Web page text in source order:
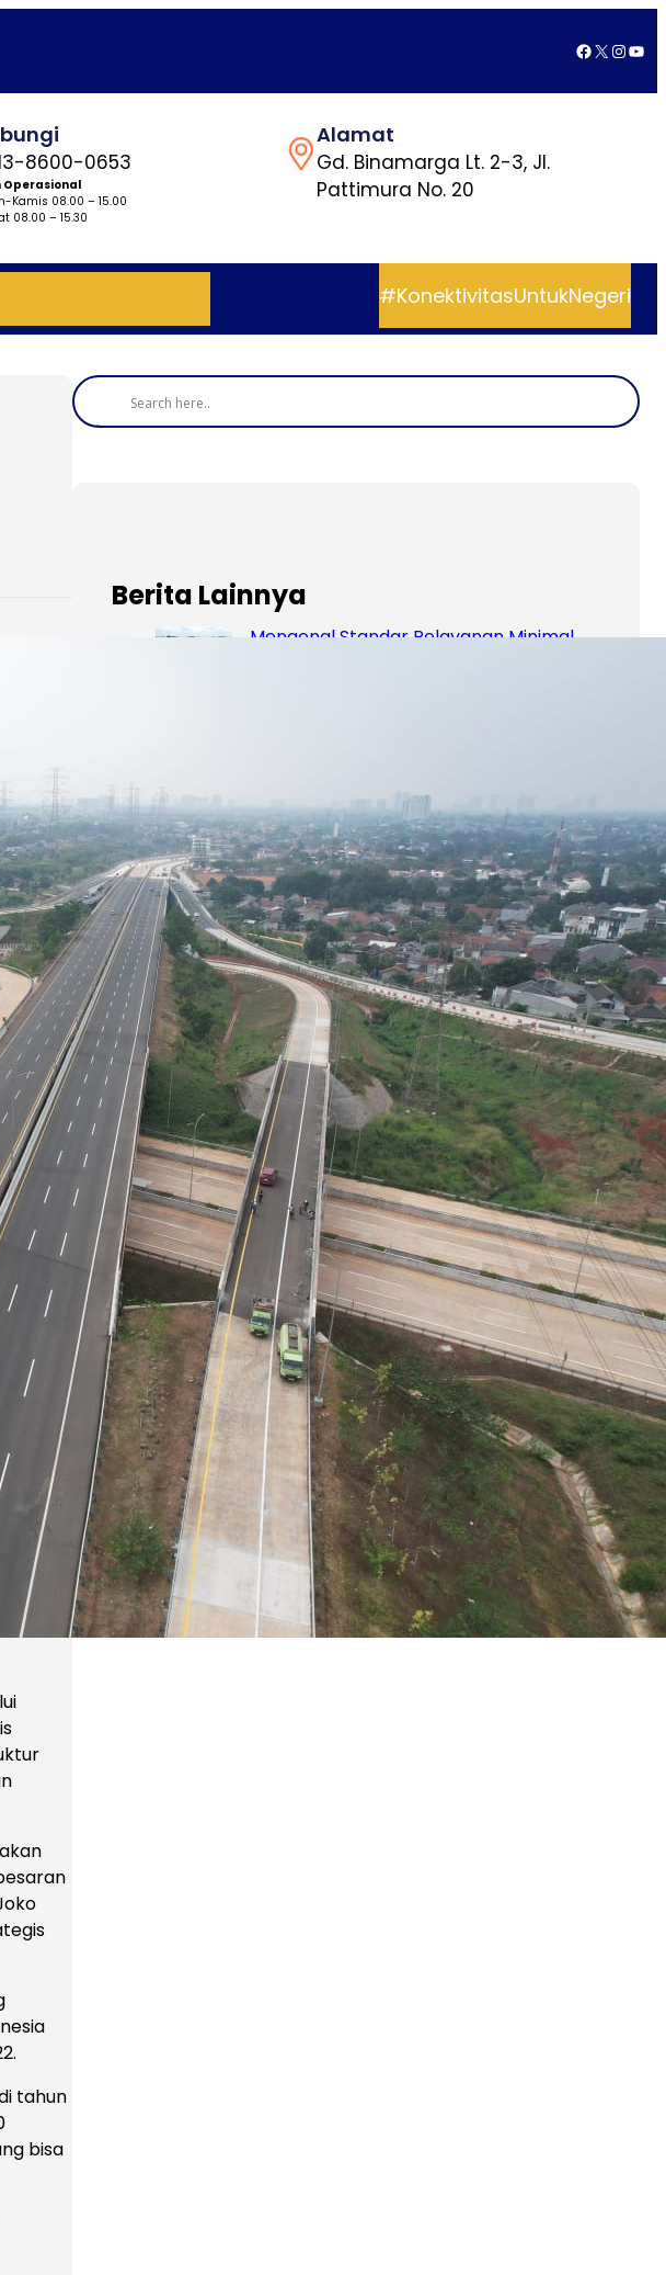
Facebook
X
8600-0653
Operasional
Kamis 08.00 – 15.00
08.00 – 15.30
Alamat
Gd. Binamarga Lt. 2-3, Jl.
Pattimura No. 20
#KonektivitasUntukNegeri
tahun
bisa
Berita Lainnya
Mengenal Standar Pelayanan Minimal
Industri dan On/Off Ramp Raya Serpong
Jalani Uji Laik Fungsi dan Operasi
August 6, 2026
Ada yang Putus-Putus, Ada yang
Nyambung: Pahami Arti Garis Marka di
Jalan Tol
August 6, 2026
Uji Laik Fungsi dan Operasi Simpang
Susun Gending, Bakal Hubungkan Tol
Paspro dengan Probowangi
July 30, 2026
DORONG PERCEPATAN PEMBANGUNAN
AKSES BOKOHARJO UNTUK DUKUNG
KELANCARAN ARUS LEBARAN 2027 DAN
LIBUR PANJANG
July 17, 2026
Follow Us
Facebook X InstagramLinkedIn